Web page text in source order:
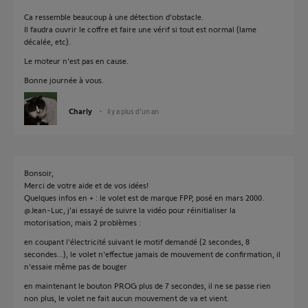
Ca ressemble beaucoup à une détection d'obstacle.
Il faudra ouvrir le coffre et faire une vérif si tout est normal (lame
décalée, etc).
Le moteur n'est pas en cause.
Bonne journée à vous.
Charly il y a plus d'un an
Bonsoir,
Merci de votre aide et de vos idées!
Quelques infos en + : le volet est de marque FPP, posé en mars 2000.
@Jean-Luc, j'ai essayé de suivre la vidéo pour réinitialiser la
motorisation, mais 2 problèmes :
en coupant l'électricité suivant le motif demandé (2 secondes, 8
secondes...), le volet n'effectue jamais de mouvement de confirmation, il
n'essaie même pas de bouger
en maintenant le bouton PROG plus de 7 secondes, il ne se passe rien
non plus, le volet ne fait aucun mouvement de va et vient.